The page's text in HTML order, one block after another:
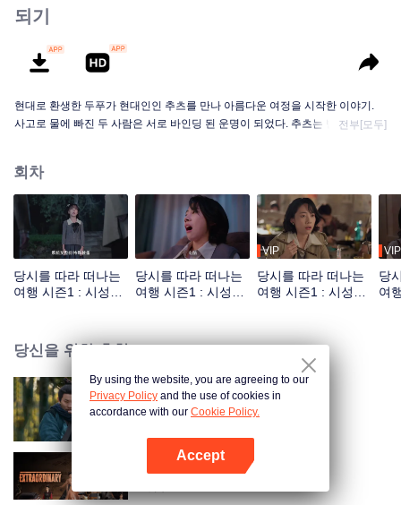
되기
현대로 환생한 두푸가 현대인인 추츠를 만나 아름다운 여정을 시작한 이야기.
사고로 물에 빠진 두 사람은 서로 바인딩 된 운명이 되었다. 추츠는 반드시 두푸
다. 이어지는 여정에서 추츠는 인생의 목표를 다시 찾았고 두푸도 마음의 매듭
을 풀어 진정한 천지와 대의를 찾았다.
전부[모두]
회차
당시를 따라 떠나는
여행 시즌1 : 시성과
당시를 따라 떠나는
여행 시즌1 : 시성과
VIP
당시를 따라 떠나는
여행 시즌1 : 시성과
VIP
당
여
당신을 위한 추천
협객행불통
By using the website, you are agreeing to our
Privacy Policy and the use of cookies in
accordance with our Cookie Policy.
Accept